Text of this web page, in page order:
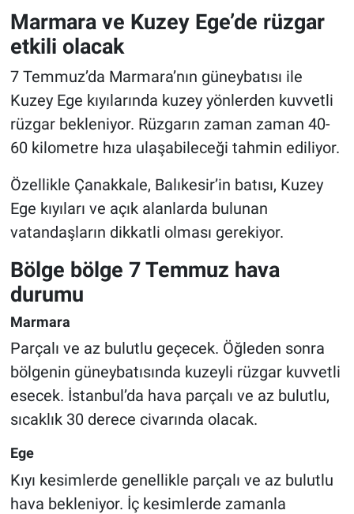
Marmara ve Kuzey Ege’de rüzgar
etkili olacak
7 Temmuz’da Marmara’nın güneybatısı ile
Kuzey Ege kıyılarında kuzey yönlerden kuvvetli
rüzgar bekleniyor. Rüzgarın zaman zaman 40-
60 kilometre hıza ulaşabileceği tahmin ediliyor.
Özellikle Çanakkale, Balıkesir’in batısı, Kuzey
Ege kıyıları ve açık alanlarda bulunan
vatandaşların dikkatli olması gerekiyor.
Bölge bölge 7 Temmuz hava
durumu
Marmara
Parçalı ve az bulutlu geçecek. Öğleden sonra
bölgenin güneybatısında kuzeyli rüzgar kuvvetli
esecek. İstanbul’da hava parçalı ve az bulutlu,
sıcaklık 30 derece civarında olacak.
Ege
Kıyı kesimlerde genellikle parçalı ve az bulutlu
hava bekleniyor. İç kesimlerde zamanla